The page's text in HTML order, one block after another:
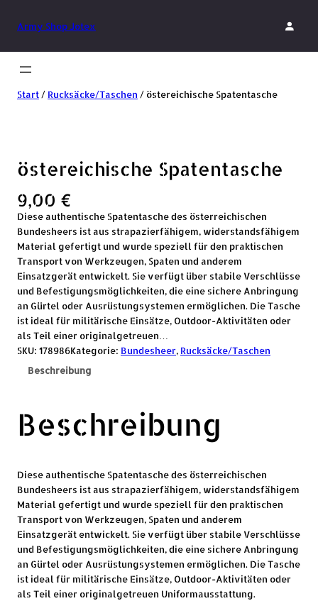
Army Shop Jotex
Start/ Rucksäcke/Taschen / östereichische Spatentasche
östereichische Spatentasche
9,00 €
Diese authentische Spatentasche des österreichischen
Bundesheers ist aus strapazierfähigem, widerstandsfähigem
Material gefertigt und wurde speziell für den praktischen
Transport von Werkzeugen, Spaten und anderem
Einsatzgerät entwickelt. Sie verfügt über stabile Verschlüsse
und Befestigungsmöglichkeiten, die eine sichere Anbringung
an Gürtel oder Ausrüstungsystemen ermöglichen. Die Tasche
ist ideal für militärische Einsätze, Outdoor-Aktivitäten oder
als Teil einer originalgetreuen…
SKU: 178986Kategorie: Bundesheer, Rucksäcke/Taschen
Beschreibung
Beschreibung
Diese authentische Spatentasche des österreichischen
Bundesheers ist aus strapazierfähigem, widerstandsfähigem
Material gefertigt und wurde speziell für den praktischen
Transport von Werkzeugen, Spaten und anderem
Einsatzgerät entwickelt. Sie verfügt über stabile Verschlüsse
und Befestigungsmöglichkeiten, die eine sichere Anbringung
an Gürtel oder Ausrüstungsystemen ermöglichen. Die Tasche
ist ideal für militärische Einsätze, Outdoor-Aktivitäten oder
als Teil einer originalgetreuen Uniformausstattung.